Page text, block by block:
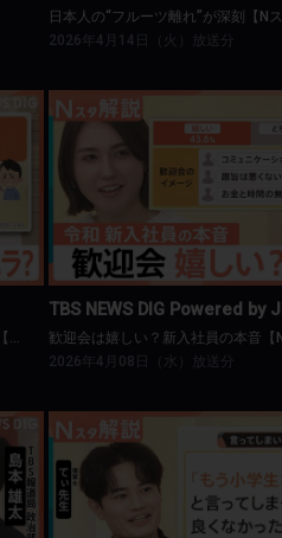
日本人の“フルーツ離れ”が深刻【Nス
2026年4月14日（火）放送分
不機嫌ハラスメント、あなたの家族は大丈夫？【Nスタ】
TBS NEWS DIG Powered
歓迎会は嬉しい？新入社員の本
TBS NEWS DIG Powered by
歓迎会は嬉しい？新入社員の本音【N
2026年4月08日（水）放送分
TBS NEWS DIG Powered
共働き家庭が直面する「小1の壁